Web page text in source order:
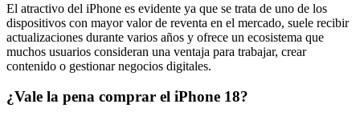
El atractivo del iPhone es evidente ya que se trata de uno de los
dispositivos con mayor valor de reventa en el mercado, suele recibir
actualizaciones durante varios años y ofrece un ecosistema que
muchos usuarios consideran una ventaja para trabajar, crear
contenido o gestionar negocios digitales.
¿Vale la pena comprar el iPhone 18?